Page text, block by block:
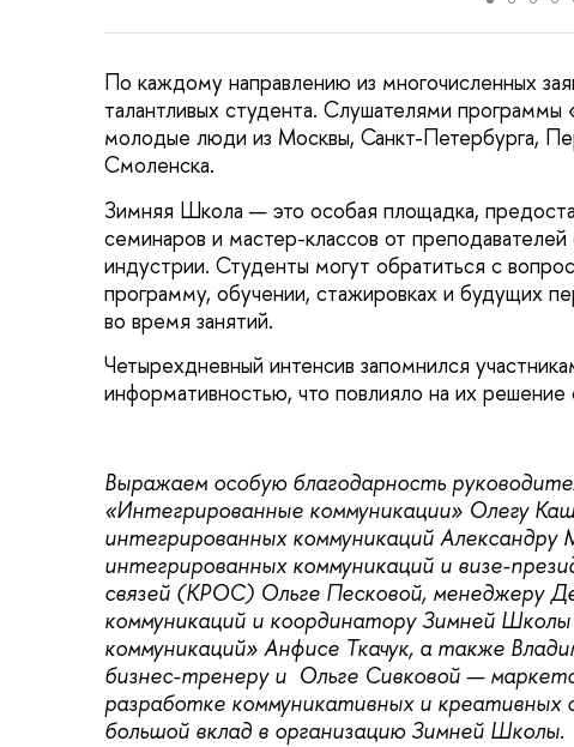
По каждому направлению из многочисленных
талантливых студента. Слушателями
молодые люди из Москвы, Санкт-Петербурга,
Смоленска.
Зимняя Школа — это особая площадка,
семинаров и мастер-классов от
индустрии. Студенты могут обратиться с
программу, обучении, стажировках и будущих
во время занятий.
Четырехдневный интенсив запомнился
информативностью, что повлияло на их решение
Выражаем особую благодарность
«Интегрированные коммуникации» Олегу
интегрированных коммуникаций
интегрированных коммуникаций и визе-
связей (КРОС) Ольге Песковой, менеджеру
коммуникаций и координатору Зимней
коммуникаций» Анфисе Ткачук, а также
бизнес-тренеру и Ольге Сивковой —
разработке коммуникативных и креативных
большой вклад в организацию Зимней Школы.